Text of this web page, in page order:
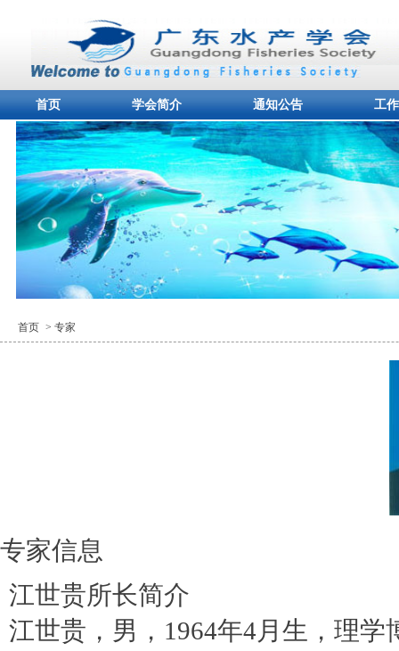
首页 学会简介 通知公告 工
首页 > 专家
专家信息
江世贵所长简介
江世贵，男，1964年4月生，理